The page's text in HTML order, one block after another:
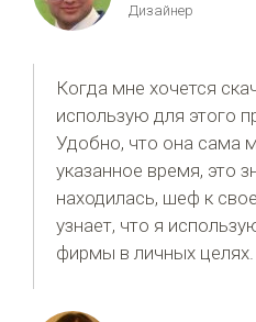
Дизайнер
Когда мне хочется
использую для этого
Удобно, что она сама
указанное время, это
находилась, шеф к
узнает, что я
фирмы в личных целях.